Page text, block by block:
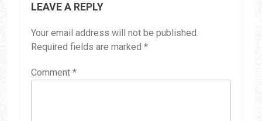
LEAVE A REPLY
Your email address will not be published.
Required fields are marked *
Comment *